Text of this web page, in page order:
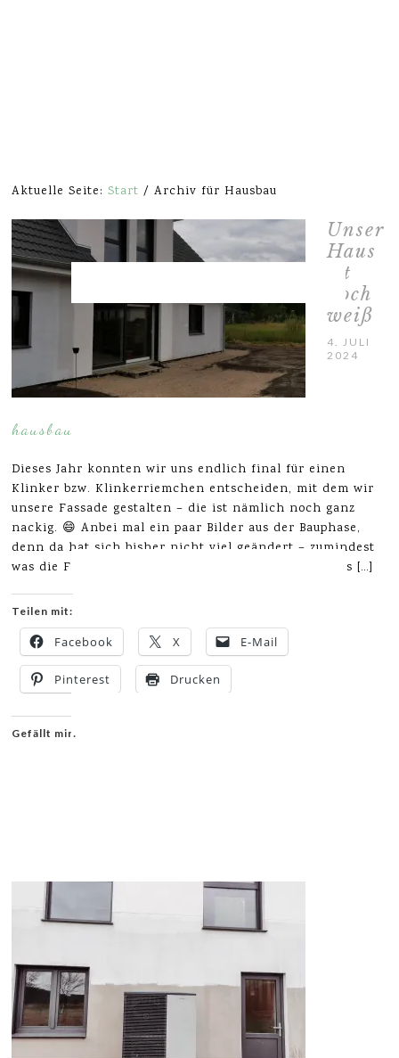
Aktuelle Seite:Start / Archiv für Hausbau
Unser
Haus
ist
noch
weiß
4. JULI
2024
hausbau
Dieses Jahr konnten wir uns endlich final für einen
Klinker bzw. Klinkerriemchen entscheiden, mit dem wir
unsere Fassade gestalten – die ist nämlich noch ganz
nackig. 😄 Anbei mal ein paar Bilder aus der Bauphase,
denn da hat sich bisher nicht viel geändert – zumindest
was die Fassade betrifft. Ich glaube jetzt seht ihr das […]
Teilen mit:
Facebook X E-Mail
Pinterest Drucken
Gefällt mir: